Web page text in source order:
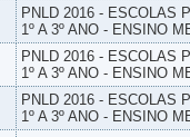
PNLD 2016 - ESCOLAS
1º A 3º ANO - ENSINO
PNLD 2016 - ESCOLAS
1º A 3º ANO - ENSINO
PNLD 2016 - ESCOLAS
1º A 3º ANO - ENSINO